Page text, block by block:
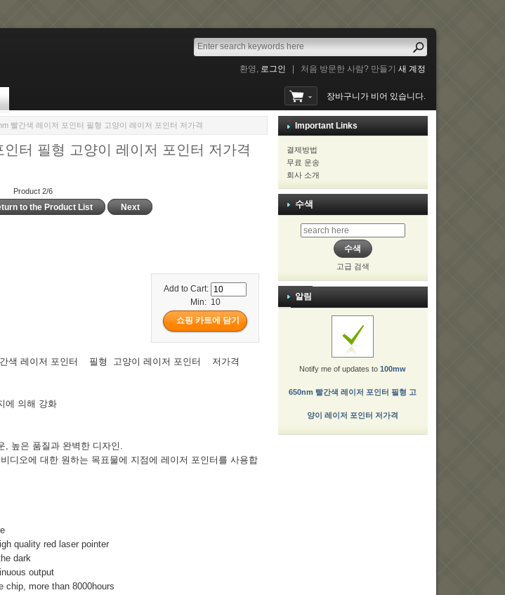
환영, 로그인 처음 방문한 사람? 만들기새 계정
장바구니가 비어 있습니다.
빨간색 레이저 포인터 필형 고양이 레이저 포인터 저가격
터 필형 고양이 레이저 포인터 저가격
Product 2/6
to the Product List Next
Add to Cart:
Min: 10
간색 레이저 포인터 필형 고양이 레이저 포인터 저가격
에 의해 강화
, 높은 품질과 완벽한 디자인.
디오에 대한 원하는 목표물에 지점에 레이저 포인터를 사용합
quality red laser pointer
dark
output
chip, more than 8000hours
Important Links
결제방법
무료 운송
회사 소개
수색
고급 검색
알림
Notify me of updates to100mw
650nm 빨간색 레이저 포인터 필형 고
양이 레이저 포인터 저가격